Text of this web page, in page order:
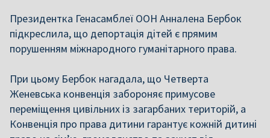
Президентка Генасамблеї ООН Анналена Бербок
підкреслила, що депортація дітей є прямим
порушенням міжнародного гуманітарного права.
При цьому Бербок нагадала, що Четверта
Женевська конвенція забороняє примусове
переміщення цивільних із загарбаних територій, а
Конвенція про права дитини гарантує кожній дитині